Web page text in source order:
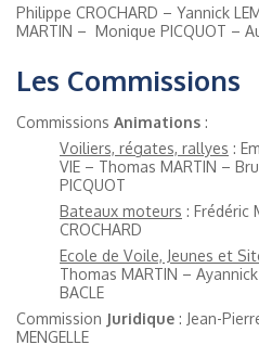
Philippe CROCHARD – Yannick
MARTIN – Monique PICQUOT –
Les Commissions
Commissions Animations :
Voiliers, régates, rallyes :
VIE – Thomas MARTIN –
PICQUOT
Bateaux moteurs : Frédéric
CROCHARD
Ecole de Voile, Jeunes et
Thomas MARTIN –
BACLE
Commission Juridique : Jean-
MENGELLE